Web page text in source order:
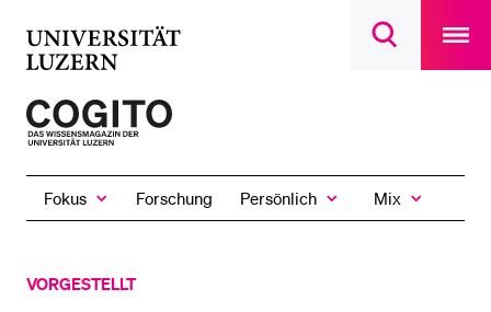
FokusZeige
das
Forschung Persönlich
Zeige
das
MixZeige
das
Suchdialog
main
Zur
des
Magazins
VORGESTELLT
LETZTE SUCHEN
DIE UNI FÜR…
Schulklassen und Lehrpersonen
Studien­interessierte